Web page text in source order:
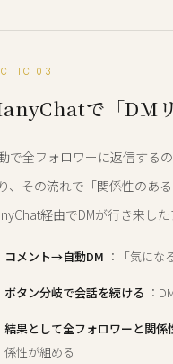
03
で「DM
で全フォロワーに返信する
、その流れで「関係性のあ
経由でDMが行き来し
コメント→自動DM ：「気にな
ボタン分岐で会話を続ける ：
結果として全フォロワーと関係
係性が組める